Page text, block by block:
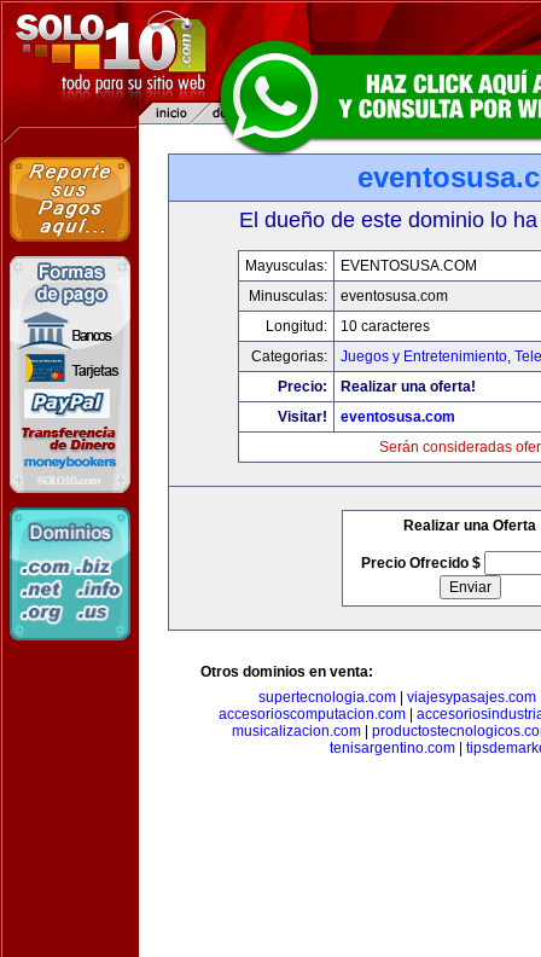
El dueño de este dominio lo
Mayusculas:
EVENTOSUSA.COM
Minusculas:
eventosusa.com
Longitud:
10 caracteres
Categorias:
Juegos y Entretenimiento,
Precio:
Realizar una oferta!
Visitar!
eventosusa.com
Serán consideradas
Realizar una Oferta
Precio Ofrecido $
Otros dominios en venta:
supertecnologia.com| viajesypasajes.com
accesorioscomputacion.com
musicalizacion.com|
tenisargentino.com